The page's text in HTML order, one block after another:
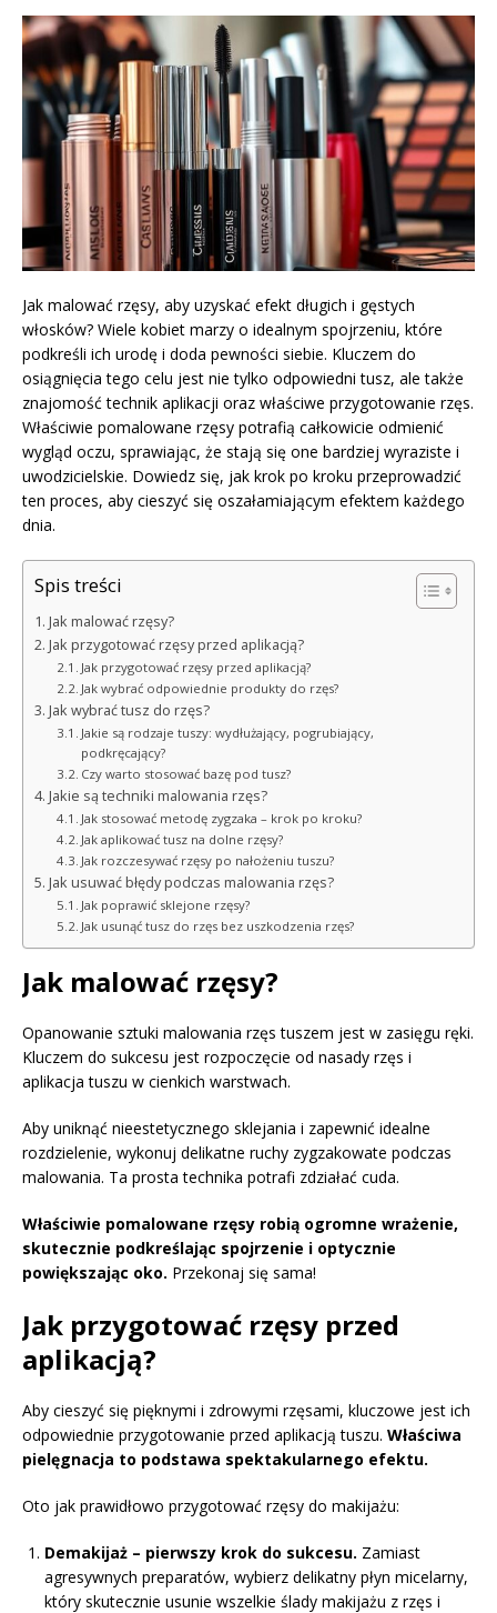
Jak malować rzęsy, aby uzyskać efekt długich i gęstych
włosków? Wiele kobiet marzy o idealnym spojrzeniu, które
podkreśli ich urodę i doda pewności siebie. Kluczem do
osiągnięcia tego celu jest nie tylko odpowiedni tusz, ale także
znajomość technik aplikacji oraz właściwe przygotowanie rzęs.
Właściwie pomalowane rzęsy potrafią całkowicie odmienić
wygląd oczu, sprawiając, że stają się one bardziej wyraziste i
uwodzicielskie. Dowiedz się, jak krok po kroku przeprowadzić
ten proces, aby cieszyć się oszałamiającym efektem każdego
dnia.
Spis treści
Jak malować rzęsy?
Jak przygotować rzęsy przed aplikacją?
Jak przygotować rzęsy przed aplikacją?
Jak wybrać odpowiednie produkty do rzęs?
Jak wybrać tusz do rzęs?
Jakie są rodzaje tuszy: wydłużający, pogrubiający,
podkręcający?
Czy warto stosować bazę pod tusz?
Jakie są techniki malowania rzęs?
Jak stosować metodę zygzaka – krok po kroku?
Jak aplikować tusz na dolne rzęsy?
Jak rozczesywać rzęsy po nałożeniu tuszu?
Jak usuwać błędy podczas malowania rzęs?
Jak poprawić sklejone rzęsy?
Jak usunąć tusz do rzęs bez uszkodzenia rzęs?
Jak malować rzęsy?
Opanowanie sztuki malowania rzęs tuszem jest w zasięgu ręki.
Kluczem do sukcesu jest rozpoczęcie od nasady rzęs i
aplikacja tuszu w cienkich warstwach.
Aby uniknąć nieestetycznego sklejania i zapewnić idealne
rozdzielenie, wykonuj delikatne ruchy zygzakowate podczas
malowania. Ta prosta technika potrafi zdziałać cuda.
Właściwie pomalowane rzęsy robią ogromne wrażenie,
skutecznie podkreślając spojrzenie i optycznie
powiększając oko. Przekonaj się sama!
Jak przygotować rzęsy przed
aplikacją?
Aby cieszyć się pięknymi i zdrowymi rzęsami, kluczowe jest ich
odpowiednie przygotowanie przed aplikacją tuszu. Właściwa
pielęgnacja to podstawa spektakularnego efektu.
Oto jak prawidłowo przygotować rzęsy do makijażu:
Demakijaż – pierwszy krok do sukcesu. Zamiast
agresywnych preparatów, wybierz delikatny płyn micelarny,
który skutecznie usunie wszelkie ślady makijażu z rzęs i